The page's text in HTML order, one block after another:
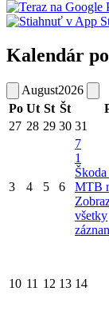
Kalendár
August2026
Po Ut St Št
27 28 29 30 31
3 4 5 6
7
1
MTB
všetky
10 11 12 13 14